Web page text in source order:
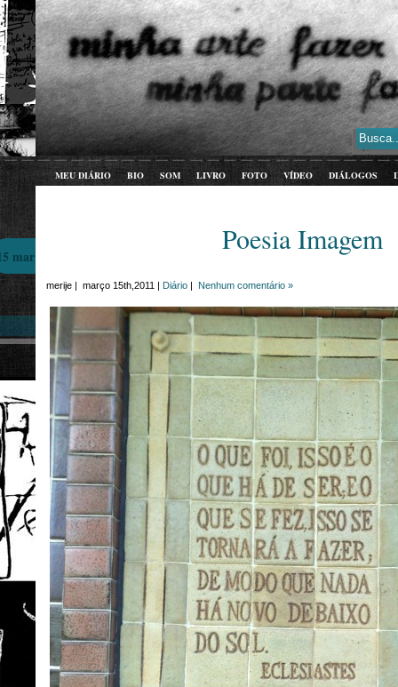
MEU DIÁRIO BIO SOM LIVRO FOTO VÍDEO DIÁLOGOS
Poesia Imagem
mar
merije | março 15th,2011 | Diário | Nenhum comentário »